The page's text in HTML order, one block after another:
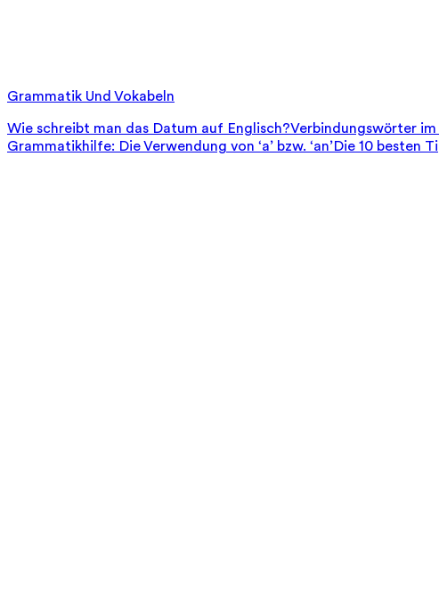
Grammatik Und Vokabeln
Wie schreibt man das Datum auf Englisch?Verbindungswörter
Grammatikhilfe: Die Verwendung von ‘a’ bzw. ‘an’Die 10 besten